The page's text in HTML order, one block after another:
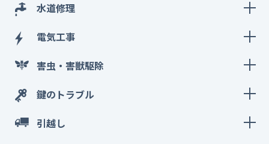
水道修理
電気工事
害虫・害獣駆除
鍵のトラブル
引越し